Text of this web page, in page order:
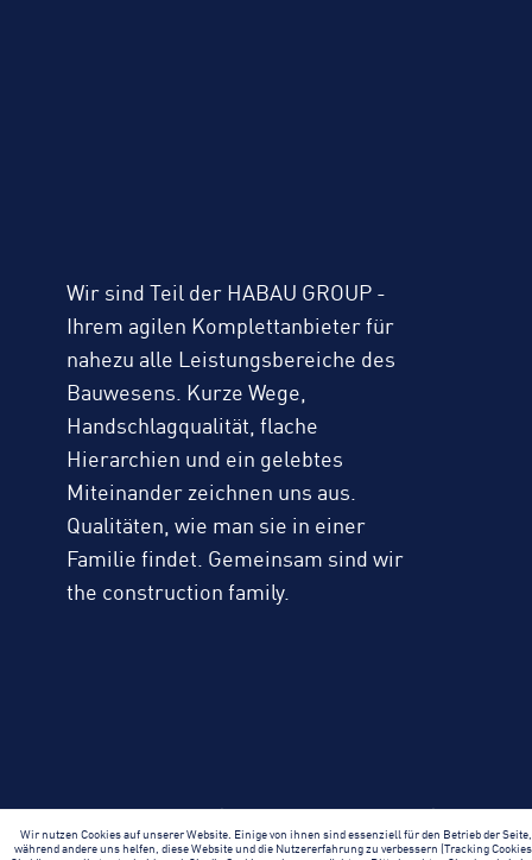
Wir sind Teil der HABAU GROUP -
Ihrem agilen Komplettanbieter für
nahezu alle Leistungsbereiche des
Bauwesens. Kurze Wege,
Handschlagqualität, flache
Hierarchien und ein gelebtes
Miteinander zeichnen uns aus.
Qualitäten, wie man sie in einer
Familie findet. Gemeinsam sind wir
the construction family.
T+49 9736 42 0|Eschick@wirbauen.de
Wir nutzen Cookies auf unserer Website. Einige von ihnen sind essenziell für den Betrieb der Seite,
während andere uns helfen, diese Website und die Nutzererfahrung zu verbessern (Tracking